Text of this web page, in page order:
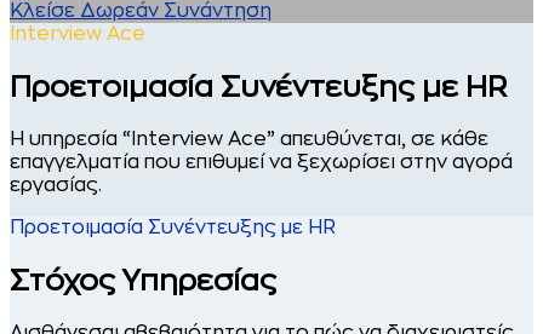
Κλείσε Δωρεάν Συνάντηση
Interview Ace
Προετοιμασία Συνέντευξης με HR
Η υπηρεσία “Interview Ace” απευθύνεται, σε κάθε
επαγγελματία που επιθυμεί να ξεχωρίσει στην αγορά
εργασίας.
Προετοιμασία Συνέντευξης με HR
Στόχος Υπηρεσίας